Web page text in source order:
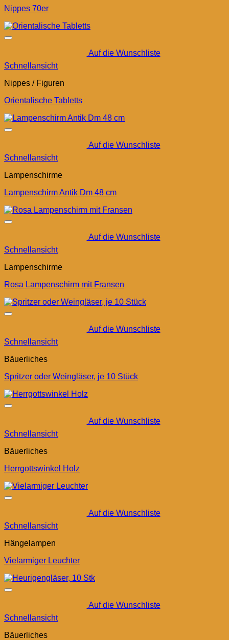
Nippes 70er
Auf die Wunschliste
Schnellansicht
Nippes / Figuren
Orientalische Tabletts
Auf die Wunschliste
Schnellansicht
Lampenschirme
Lampenschirm Antik Dm 48 cm
Auf die Wunschliste
Schnellansicht
Lampenschirme
Rosa Lampenschirm mit Fransen
Auf die Wunschliste
Schnellansicht
Bäuerliches
Spritzer oder Weingläser, je 10 Stück
Auf die Wunschliste
Schnellansicht
Bäuerliches
Herrgottswinkel Holz
Auf die Wunschliste
Schnellansicht
Hängelampen
Vielarmiger Leuchter
Auf die Wunschliste
Schnellansicht
Bäuerliches